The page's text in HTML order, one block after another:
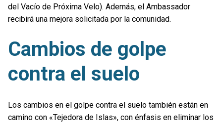
del Vacío de Próxima Velo). Además, el Ambassador
recibirá una mejora solicitada por la comunidad.
Cambios de golpe
contra el suelo
Los cambios en el golpe contra el suelo también están en
camino con «Tejedora de Islas», con énfasis en eliminar los